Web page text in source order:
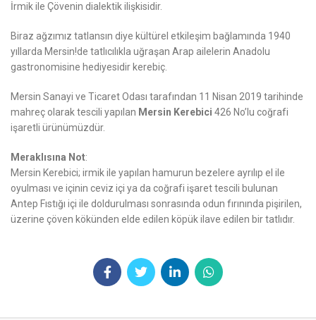
İrmik ile Çövenin dialektik ilişkisidir.
Biraz ağzımız tatlansın diye kültürel etkileşim bağlamında 1940
yıllarda Mersin!de tatlıcılıkla uğraşan Arap ailelerin Anadolu
gastronomisine hediyesidir kerebiç.
Mersin Sanayi ve Ticaret Odası tarafından 11 Nisan 2019 tarihinde
mahreç olarak tescili yapılan Mersin Kerebici 426 No’lu coğrafi
işaretli ürünümüzdür.
Meraklısına Not:
Mersin Kerebici; irmik ile yapılan hamurun bezelere ayrılıp el ile
oyulması ve içinin ceviz içi ya da coğrafi işaret tescili bulunan
Antep Fıstığı içi ile doldurulması sonrasında odun fırınında pişirilen,
üzerine çöven kökünden elde edilen köpük ilave edilen bir tatlıdır.